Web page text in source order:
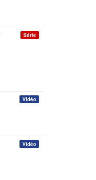
Série
Vidéo
Vidéo